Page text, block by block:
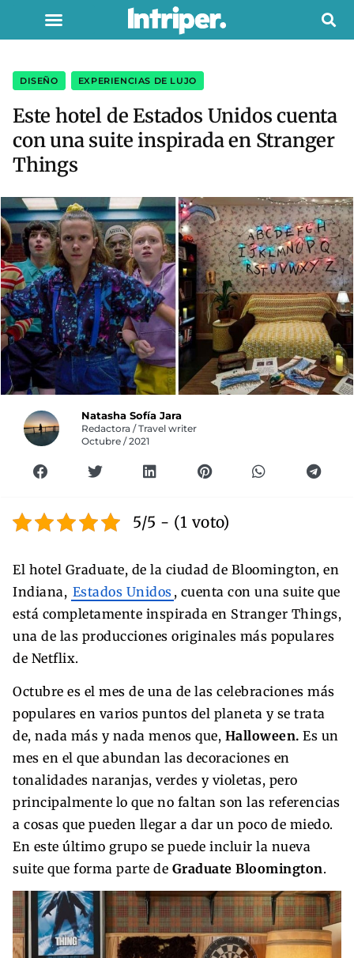
DISEÑO EXPERIENCIAS DE LUJO
Este hotel de Estados Unidos cuenta
con una suite inspirada en Stranger
Things
Natasha Sofía Jara
Redactora / Travel writer
Octubre / 2021
5/5 - (1 voto)
El hotel Graduate, de la ciudad de Bloomington, en
Indiana, Estados Unidos , cuenta con una suite que
está completamente inspirada en Stranger Things,
una de las producciones originales más populares
de Netflix.
Octubre es el mes de una de las celebraciones más
populares en varios puntos del planeta y se trata
de, nada más y nada menos que, Halloween. Es un
mes en el que abundan las decoraciones en
tonalidades naranjas, verdes y violetas, pero
principalmente lo que no faltan son las referencias
a cosas que pueden llegar a dar un poco de miedo.
En este último grupo se puede incluir la nueva
suite que forma parte de Graduate Bloomington.